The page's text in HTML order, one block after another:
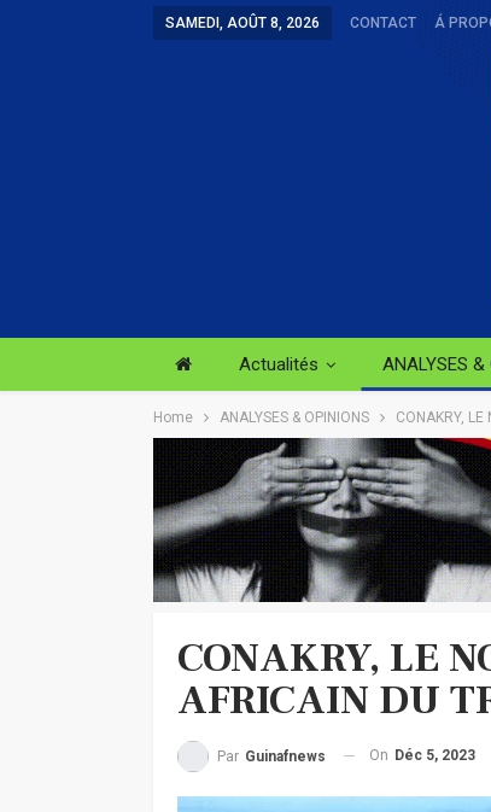
SAMEDI, AOÛT 8, 2026 CONTACT Á
Actualités ANALYSES &
Home ANALYSES & OPINIONS CONAKRY, LE
CONAKRY, LE
AFRICAIN DU
Par Guinafnews On Déc 5, 2023